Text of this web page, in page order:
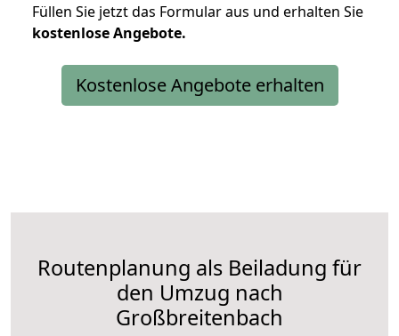
Füllen Sie jetzt das Formular aus und erhalten Sie
kostenloseAngebote.
Kostenlose Angebote erhalten
Routenplanung als Beiladung für
den Umzug nach
Großbreitenbach